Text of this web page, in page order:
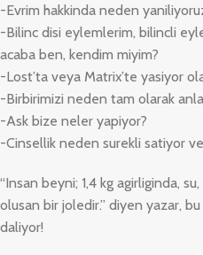
-Evrim hakkinda neden
-Bilinc disi eylemlerim, bilincli
acaba ben, kendim miyim?
-Lost’ta veya Matrix’te yasiyor
-Birbirimizi neden tam olarak
-Ask bize neler yapiyor?
-Cinsellik neden surekli satiyor
“Insan beyni; 1,4 kg agirliginda,
olusan bir joledir.” diyen yazar,
daliyor!